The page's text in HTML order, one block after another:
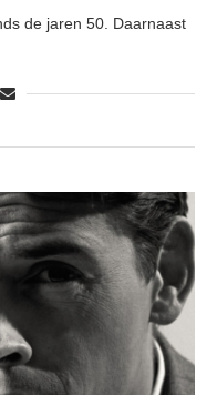
de jaren 50. Daarnaast